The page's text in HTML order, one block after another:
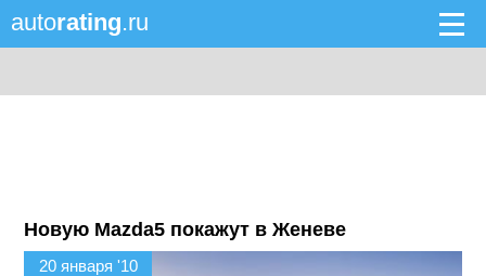
autorating.ru
Новую Mazda5 покажут в Женеве
20 января '10